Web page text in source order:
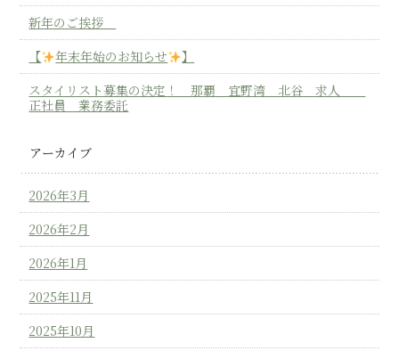
新年のご挨拶
【
年末年始のお知らせ
】
スタイリスト募集の決定！ 那覇 宜野湾 北谷 求人
正社員 業務委託
アーカイブ
2026年3月
2026年2月
2026年1月
2025年11月
2025年10月